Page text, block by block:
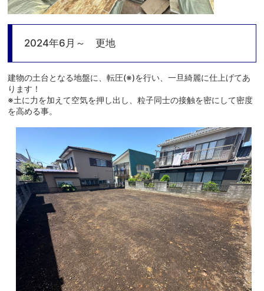
2024年6月～ 更地
建物の土台となる地盤に、転圧(※)を行い、一旦綺麗に仕上げてあ
ります！
※土に力を加えて空気を押し出し、粒子同士の接触を密にして密度
を高める事。